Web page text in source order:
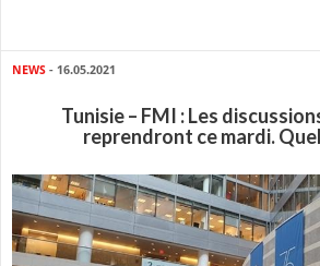
NEWS - 16.05.2021
Tunisie – FMI : Les
reprendront ce mardi.